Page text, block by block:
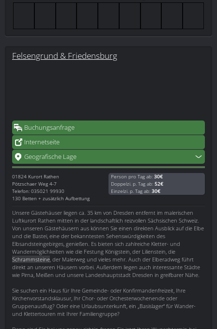
Felsengrund & Friedensburg
Buchungsanfrage
Internetseite
Geografische Lage
01824 Kurort Rathen
Pötzschaer Weg 4-7
Telefon: 035021 99930
130 Betten + zusätzlich Aufbettung
Person pro Tag ab: 30€
Doppelzi. p. Tag ab: 52€
Einzelzi. p. Tag ab: 30€
Unsere Gästehäuser liegen ca. 35 km von Dresden entfernt im malerischen
Luftkurort Rathen mitten in der landschaftlich reizvollen Sächsischen Schweiz.
Von unseren Gästehäusern aus können Sie einen direkten Ausblick auf die Elbe
und die Bastei, eine der bekanntesten Sehenswürdigkeiten des
Elbsandsteingebirges, genießen. Es bieten sich zahlreiche Kletter- und
Wandermöglichkeiten wie die Festung Königstein, der Lilienstein, die
Schrammsteine , der Malerweg und vieles mehr. Auch der Elberadweg führt
direkt an unseren Häusern vorbei. Außerdem liegen auch interessante Städte
wie Pirna, Meißen und unsere Landeshauptstadt Dresden in greifbarer Nähe.
Sie suchen ein Haus für Ihre Gemeinde- oder Konfirmandenfreizeit, Ihre
Kirchenvorstandsklausur, Ihr Chor- oder Orchesterwochenende oder
Gruppenausflug? Oder eine Urlaubsunterkunft, ein „Basislager“ für Wander-
und Klettertouren mit Ihrer Familiengruppe?